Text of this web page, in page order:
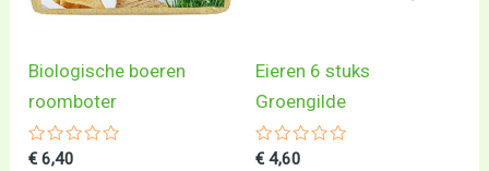
Biologische boeren
roomboter
Gewaardeerd
€ 6,40
Eieren 6 stuks
Groengilde
Gewaardeerd
€ 4,60